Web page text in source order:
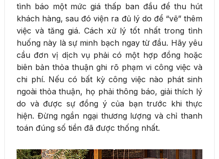
tình báo một mức giá thấp ban đầu để thu hút
khách hàng, sau đó viện ra đủ lý do để “vẽ” thêm
việc và tăng giá. Cách xử lý tốt nhất trong tình
huống này là sự minh bạch ngay từ đầu. Hãy yêu
cầu đơn vị dịch vụ phải có một hợp đồng hoặc
biên bản thỏa thuận ghi rõ phạm vi công việc và
chi phí. Nếu có bất kỳ công việc nào phát sinh
ngoài thỏa thuận, họ phải thông báo, giải thích lý
do và được sự đồng ý của bạn trước khi thực
hiện. Đừng ngần ngại thương lượng và chỉ thanh
toán đúng số tiền đã được thống nhất.